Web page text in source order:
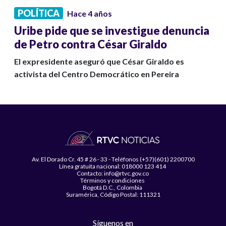
POLÍTICA Hace 4 años
Uribe pide que se investigue denuncia
de Petro contra César Giraldo
El expresidente aseguró que César Giraldo es
activista del Centro Democrático en Pereira
Av. El Dorado Cr. 45 # 26 - 33 - Teléfonos (+57)(601) 2200700
Línea gratuita nacional: 018000 123 414
Contacto: info@rtvc.gov.co
Términos y condiciones
Bogotá D.C., Colombia
Suramérica, Código Postal: 111321
Síguenos en